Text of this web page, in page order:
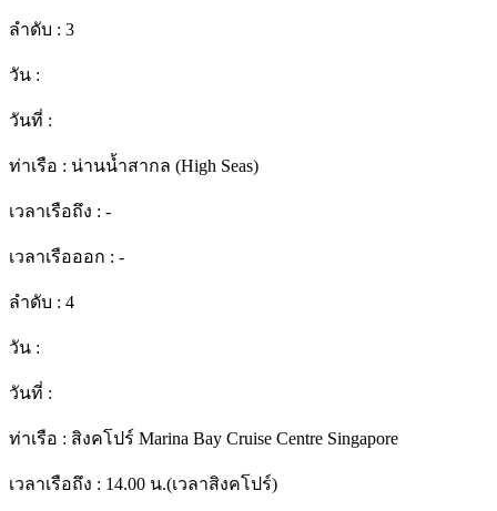
ลำดับ : 3
วัน :
วันที่ :
ท่าเรือ : น่านน้ำสากล (High Seas)
เวลาเรือถึง : -
เวลาเรือออก : -
ลำดับ : 4
วัน :
วันที่ :
ท่าเรือ : สิงคโปร์ Marina Bay Cruise Centre Singapore
เวลาเรือถึง : 14.00 น.(เวลาสิงคโปร์)